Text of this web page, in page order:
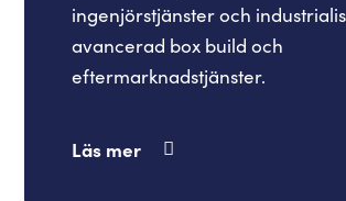
ingenjörstjänster och
avancerad box build och
eftermarknadstjänster.
Läs mer